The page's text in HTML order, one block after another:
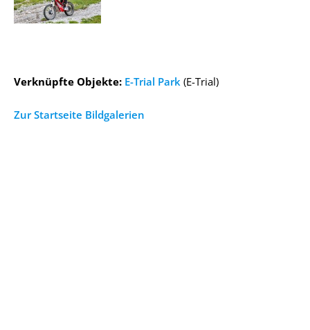
Verknüpfte Objekte: E-Trial Park (E-Trial)
Zur Startseite Bildgalerien